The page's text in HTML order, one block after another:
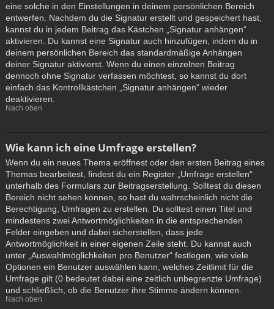
eine solche in den Einstellungen in deinem persönlichen Bereich
entwerfen. Nachdem du die Signatur erstellt und gespeichert hast,
kannst du in jedem Beitrag das Kästchen „Signatur anhängen“
aktivieren. Du kannst eine Signatur auch hinzufügen, indem du in
deinem persönlichen Bereich das standardmäßige Anhängen
deiner Signatur aktivierst. Wenn du einen einzelnen Beitrag
dennoch ohne Signatur verfassen möchtest, so kannst du dort
einfach das Kontrollkästchen „Signatur anhängen“ wieder
deaktivieren.
Nach oben
Wie kann ich eine Umfrage erstellen?
Wenn du ein neues Thema eröffnest oder den ersten Beitrag eines
Themas bearbeitest, findest du ein Register „Umfrage erstellen“
unterhalb des Formulars zur Beitragserstellung. Solltest du diesen
Bereich nicht sehen können, so hast du wahrscheinlich nicht die
Berechtigung, Umfragen zu erstellen. Du solltest einen Titel und
mindestens zwei Antwortmöglichkeiten in die entsprechenden
Felder eingeben und dabei sicherstellen, dass jede
Antwortmöglichkeit in einer eigenen Zeile steht. Du kannst auch
unter „Auswahlmöglichkeiten pro Benutzer“ festlegen, wie viele
Optionen ein Benutzer auswählen kann, welches Zeitlimit für die
Umfrage gilt (0 bedeutet dabei eine zeitlich unbegrenzte Umfrage)
und schließlich, ob die Benutzer ihre Stimme ändern können.
Nach oben